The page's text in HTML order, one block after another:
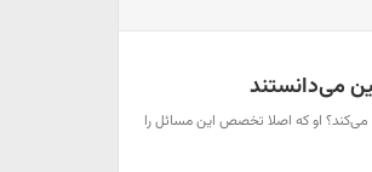
می‌دانستند
می‌کند؟ او که اصلا تخصص این مسائل را